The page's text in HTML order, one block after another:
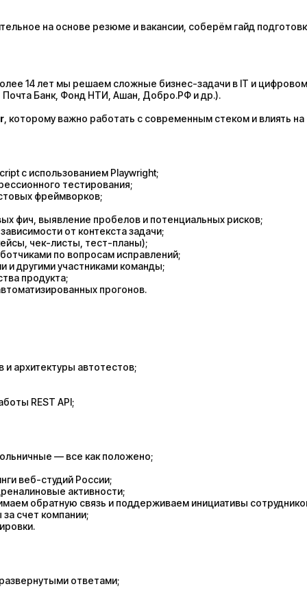
на основе резюме и вакансии, соберём гайд
14 лет мы решаем сложные бизнес-задачи в IT и
Почта Банк, Фонд НТИ, Ашан, Добро.РФ и др.).
, которому важно работать с современным стеком и влиять
с использованием Playwright;
тестирования;
фреймворков;
фич, выявление пробелов и потенциальных рисков;
от контекста задачи;
чек-листы, тест-планы);
по вопросам исправлений;
и другими участниками команды;
продукта;
прогонов.
архитектуры автотестов;
REST API;
— все как положено;
веб-студий России;
активности;
обратную связь и поддерживаем инициативы
счет компании;
ответами;